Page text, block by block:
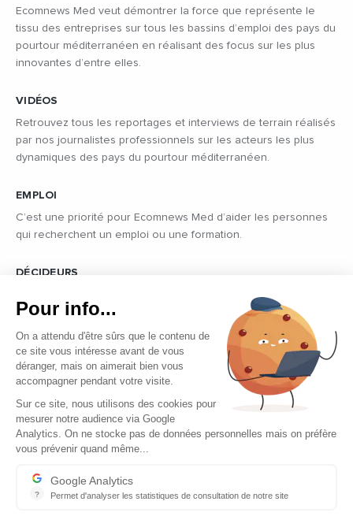
Ecomnews Med veut démontrer la force que représente le
tissu des entreprises sur tous les bassins d’emploi des pays du
pourtour méditerranéen en réalisant des focus sur les plus
innovantes d’entre elles.
VIDÉOS
Retrouvez tous les reportages et interviews de terrain réalisés
par nos journalistes professionnels sur les acteurs les plus
dynamiques des pays du pourtour méditerranéen.
EMPLOI
C’est une priorité pour Ecomnews Med d’aider les personnes
qui recherchent un emploi ou une formation.
DÉCIDEURS
Quels sont les décideurs qui font l’actualité économique et
politique des pays du pourtour de la Méditerranée.
Copyright © 2026 - Tous droits réservés
Qui sommes-nous ?
Contact
Mentions légales
Pour info...
On a attendu d'être sûrs que le contenu de
ce site vous intéresse avant de vous
déranger, mais on aimerait bien vous
accompagner pendant votre visite.
Sur ce site, nous utilisons des cookies pour
mesurer notre audience via Google
Analytics. On ne stocke pas de données personnelles mais on préfère
vous prévenir quand même...
?
Google Analytics
Permet d'analyser les statistiques de consultation de notre site